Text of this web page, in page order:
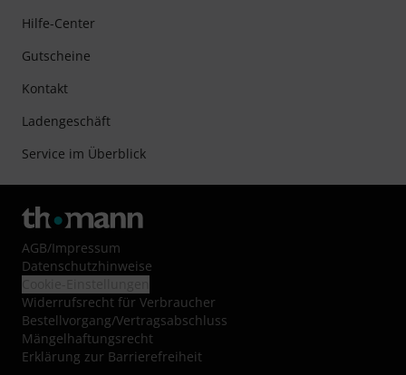
Hilfe-Center
Gutscheine
Kontakt
Ladengeschäft
Service im Überblick
AGB/Impressum
Datenschutzhinweise
Widerrufsrecht für Verbraucher
Bestellvorgang/Vertragsabschluss
Mängelhaftungsrecht
Erklärung zur Barrierefreiheit